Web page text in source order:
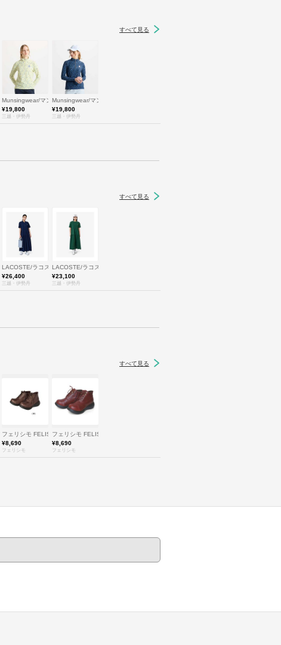
すべて見る
Munsingwear/マンシングウェア
¥19,800
三越・伊勢丹
Munsingwear/マンシングウェア
¥19,800
三越・伊勢丹
すべて見る
LACOSTE/ラコステ
¥26,400
三越・伊勢丹
LACOSTE/ラコステ
¥23,100
三越・伊勢丹
すべて見る
フェリシモ FELISSIMO
¥8,690
フェリシモ
フェリシモ FELISSIMO
¥8,690
フェリシモ